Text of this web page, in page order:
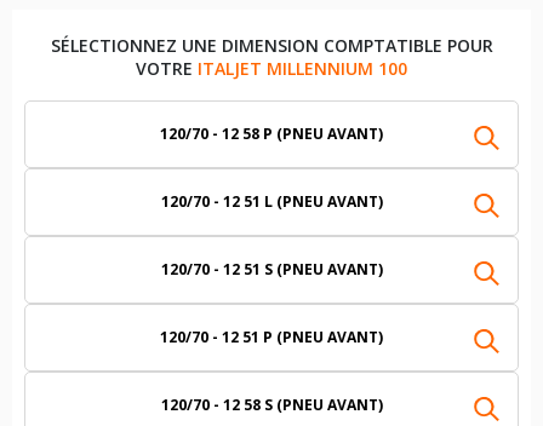
SÉLECTIONNEZ UNE DIMENSION COMPTATIBLE POUR
VOTRE ITALJET MILLENNIUM 100
120/70 - 12 58 P (PNEU AVANT)
120/70 - 12 51 L (PNEU AVANT)
120/70 - 12 51 S (PNEU AVANT)
120/70 - 12 51 P (PNEU AVANT)
120/70 - 12 58 S (PNEU AVANT)